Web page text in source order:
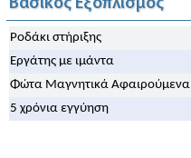
Βασικός Εξοπλισμός
Ροδάκι στήριξης
Εργάτης με ιμάντα
Φώτα Μαγνητικά Αφαιρούμενα
5 χρόνια εγγύηση